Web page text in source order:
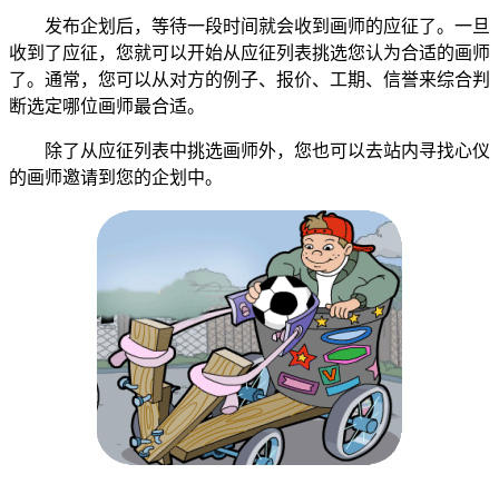
发布企划后，等待一段时间就会收到画师的应征了。一旦
收到了应征，您就可以开始从应征列表挑选您认为合适的画师
了。通常，您可以从对方的例子、报价、工期、信誉来综合判
断选定哪位画师最合适。
除了从应征列表中挑选画师外，您也可以去站内寻找心仪
的画师邀请到您的企划中。